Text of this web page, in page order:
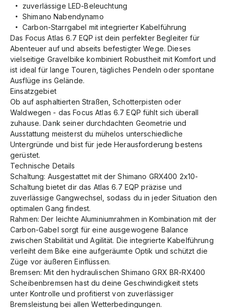
zuverlässige LED-Beleuchtung
Shimano Nabendynamo
Carbon-Starrgabel mit integrierter Kabelführung
Das Focus Atlas 6.7 EQP ist dein perfekter Begleiter für
Abenteuer auf und abseits befestigter Wege. Dieses
vielseitige Gravelbike kombiniert Robustheit mit Komfort und
ist ideal für lange Touren, tägliches Pendeln oder spontane
Ausflüge ins Gelände.
Einsatzgebiet
Ob auf asphaltierten Straßen, Schotterpisten oder
Waldwegen - das Focus Atlas 6.7 EQP fühlt sich überall
zuhause. Dank seiner durchdachten Geometrie und
Ausstattung meisterst du mühelos unterschiedliche
Untergründe und bist für jede Herausforderung bestens
gerüstet.
Technische Details
Schaltung: Ausgestattet mit der Shimano GRX400 2x10-
Schaltung bietet dir das Atlas 6.7 EQP präzise und
zuverlässige Gangwechsel, sodass du in jeder Situation den
optimalen Gang findest.
Rahmen: Der leichte Aluminiumrahmen in Kombination mit der
Carbon-Gabel sorgt für eine ausgewogene Balance
zwischen Stabilität und Agilität. Die integrierte Kabelführung
verleiht dem Bike eine aufgeräumte Optik und schützt die
Züge vor äußeren Einflüssen.
Bremsen: Mit den hydraulischen Shimano GRX BR-RX400
Scheibenbremsen hast du deine Geschwindigkeit stets
unter Kontrolle und profitierst von zuverlässiger
Bremsleistung bei allen Wetterbedingungen.